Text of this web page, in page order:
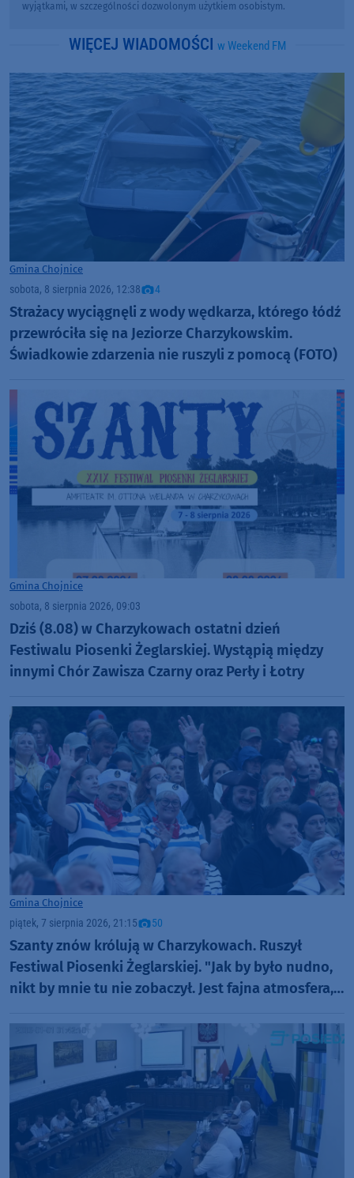
wyjątkami, w szczególności dozwolonym użytkiem osobistym.
WIĘCEJ WIADOMOŚCI w Weekend FM
Gmina Chojnice
sobota, 8 sierpnia 2026, 12:38 4
Strażacy wyciągnęli z wody wędkarza, którego łódź
przewróciła się na Jeziorze Charzykowskim.
Świadkowie zdarzenia nie ruszyli z pomocą (FOTO)
Gmina Chojnice
sobota, 8 sierpnia 2026, 09:03
Dziś (8.08) w Charzykowach ostatni dzień
Festiwalu Piosenki Żeglarskiej. Wystąpią między
innymi Chór Zawisza Czarny oraz Perły i Łotry
Gmina Chojnice
piątek, 7 sierpnia 2026, 21:15 50
Szanty znów królują w Charzykowach. Ruszył
Festiwal Piosenki Żeglarskiej. "Jak by było nudno,
nikt by mnie tu nie zobaczył. Jest fajna atmosfera,